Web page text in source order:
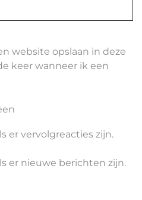
website opslaan in deze
keer wanneer ik een
er vervolgreacties zijn.
er nieuwe berichten zijn.